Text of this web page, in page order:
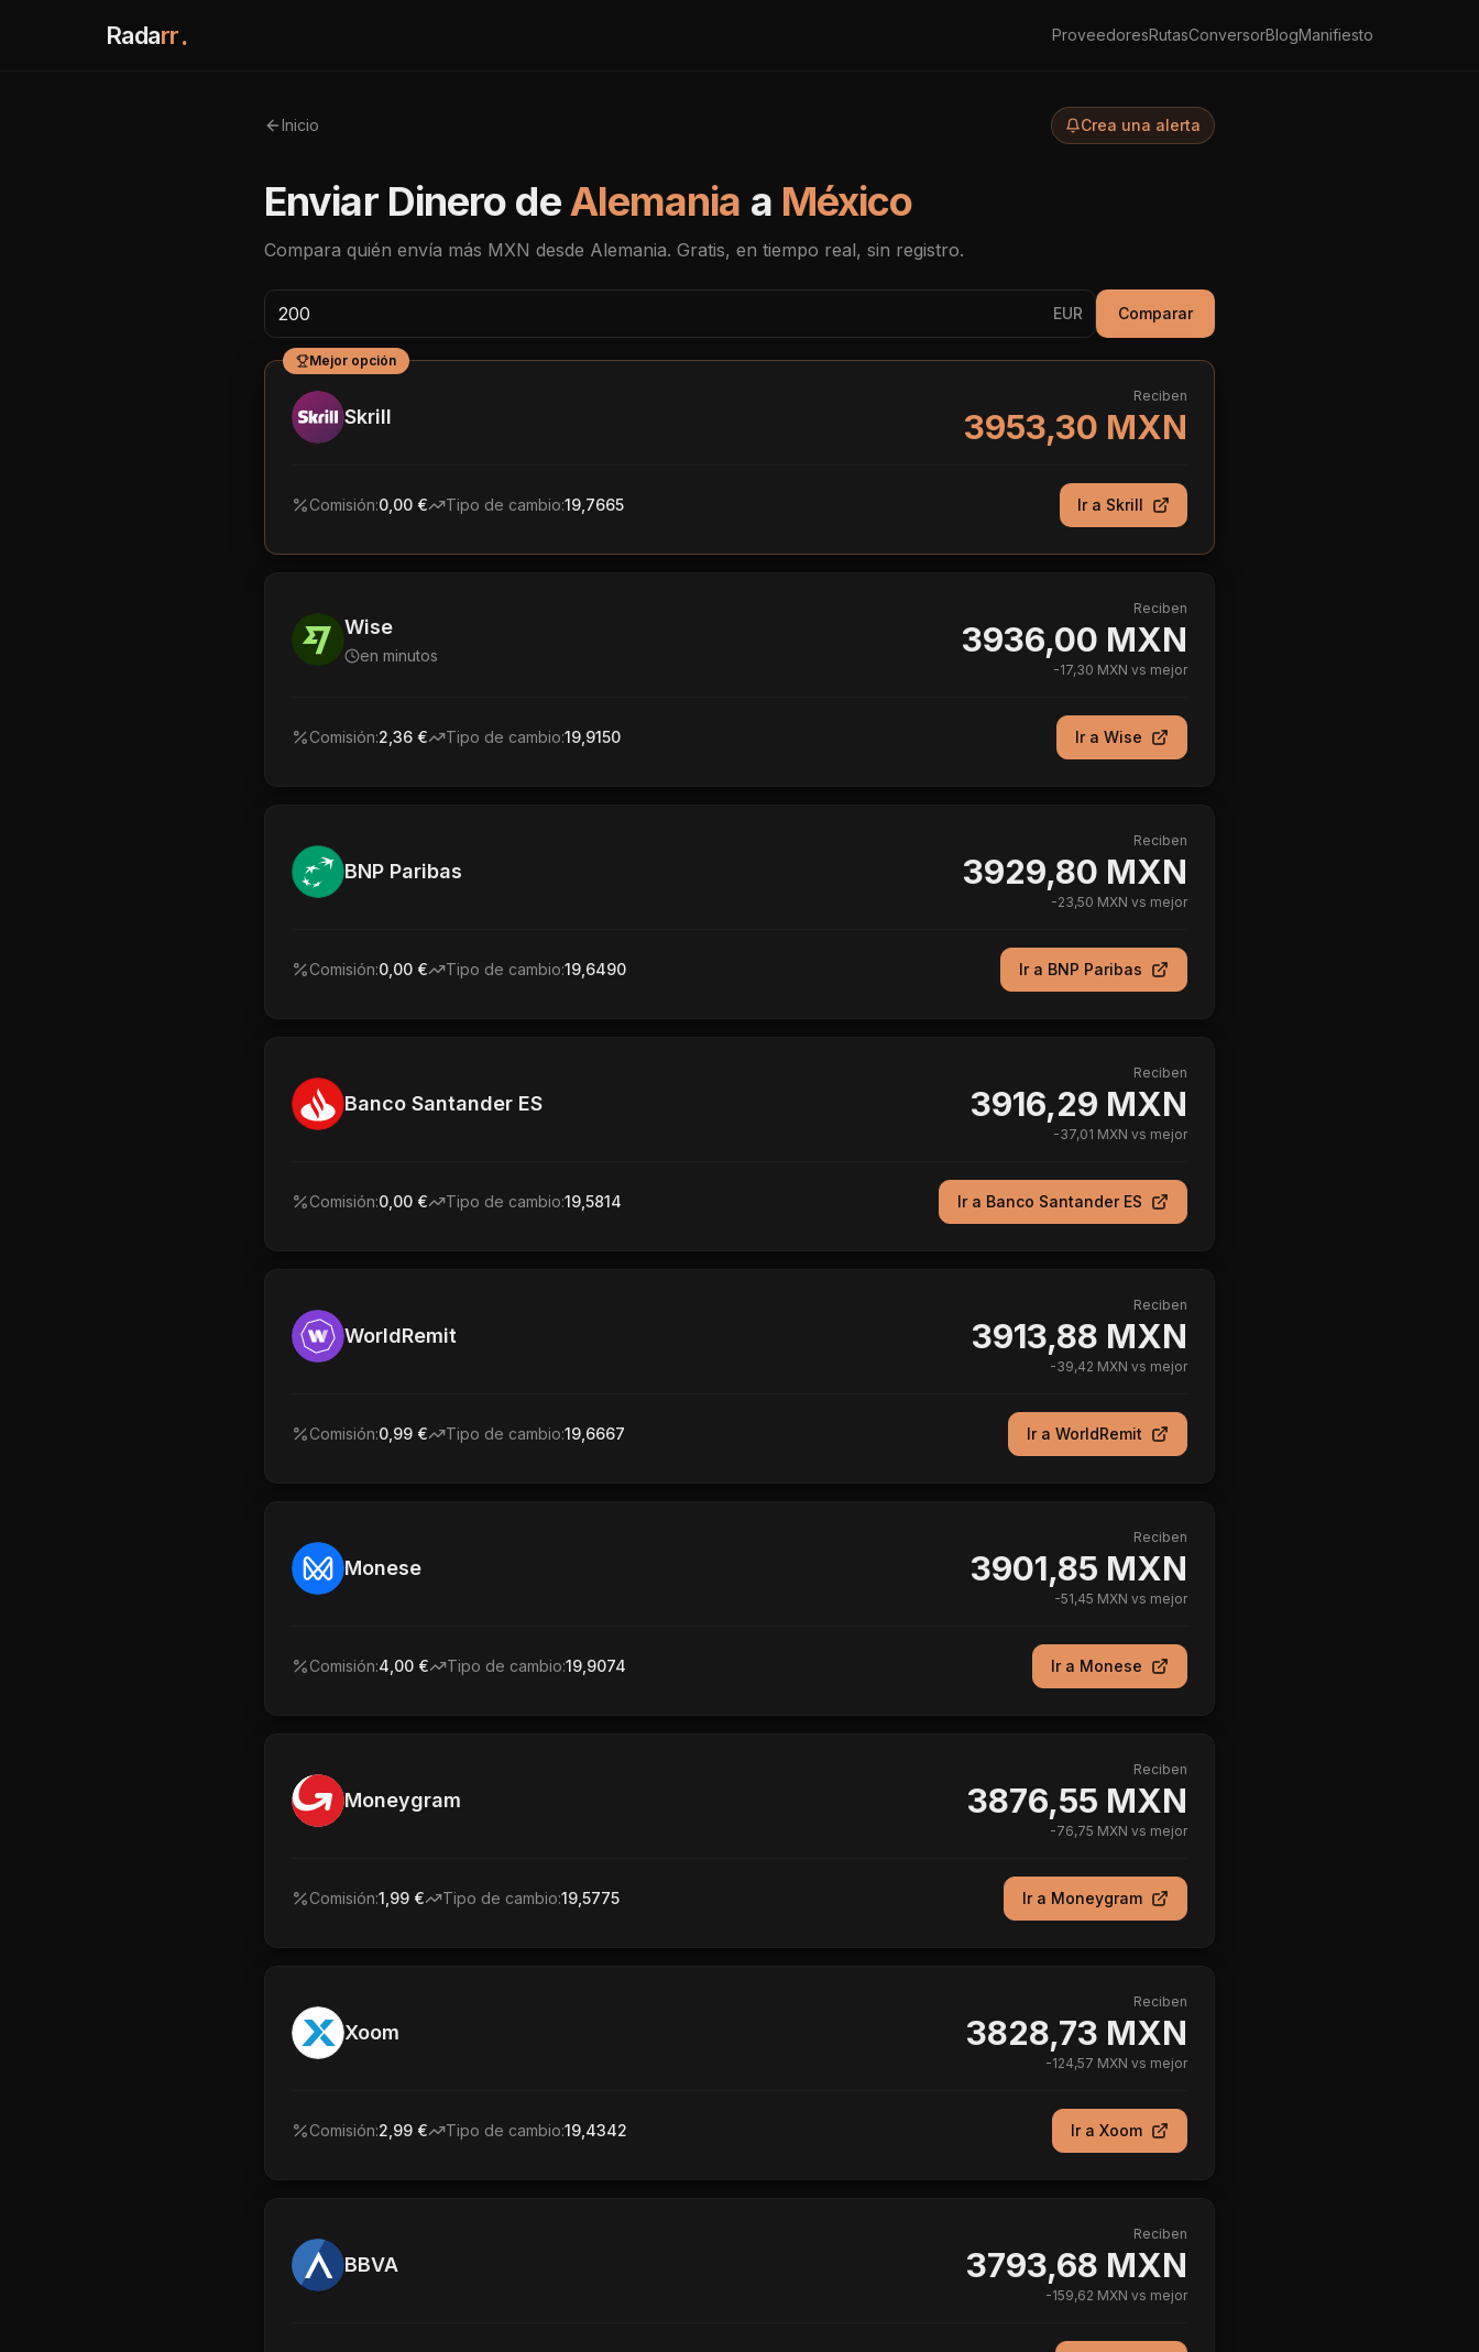
Radarr. ProveedoresRutasConversorBlogManifiesto
Inicio Crea una alerta
Enviar Dinero deAlemania a México
Compara quién envía más MXN desde Alemania. Gratis, en tiempo real, sin registro.
EUR Comparar
Mejor opción
Skrill
Reciben
3953,30 MXN
Comisión:0,00 € Tipo de cambio:19,7665 Ir a Skrill
Wise
en minutos
Reciben
3936,00 MXN
-17,30 MXN vs mejor
Comisión:2,36 € Tipo de cambio:19,9150 Ir a Wise
BNP Paribas
Reciben
3929,80 MXN
-23,50 MXN vs mejor
Comisión:0,00 € Tipo de cambio:19,6490 Ir a BNP Paribas
Banco Santander ES
Reciben
3916,29 MXN
-37,01 MXN vs mejor
Comisión:0,00 € Tipo de cambio:19,5814 Ir a Banco Santander ES
WorldRemit
Reciben
3913,88 MXN
-39,42 MXN vs mejor
Comisión:0,99 € Tipo de cambio:19,6667 Ir a WorldRemit
Monese
Reciben
3901,85 MXN
-51,45 MXN vs mejor
Comisión:4,00 € Tipo de cambio:19,9074 Ir a Monese
Moneygram
Reciben
3876,55 MXN
-76,75 MXN vs mejor
Comisión:1,99 € Tipo de cambio:19,5775 Ir a Moneygram
Xoom
Reciben
3828,73 MXN
-124,57 MXN vs mejor
Comisión:2,99 € Tipo de cambio:19,4342 Ir a Xoom
BBVA
Reciben
3793,68 MXN
-159,62 MXN vs mejor